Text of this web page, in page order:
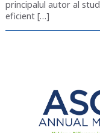
principalul autor al
eficient […]